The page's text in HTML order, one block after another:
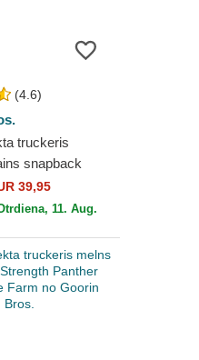
(4.6)
truckeris
snapback
The Farm no
39,95
11. Aug.